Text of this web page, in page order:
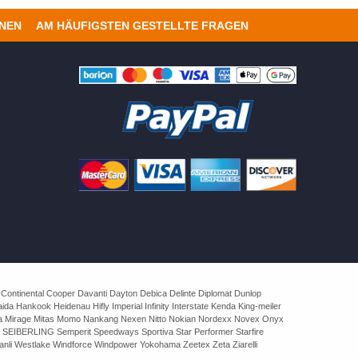
AM HÄUFIGSTEN GESTELLTE FRAGEN
Cooper Davanti Dayton Debica Delinte Diplomat Dunlop
Hankook Heidenau Hifly Imperial Infinity Interstate Kenda King-meiler
Mitas Momo Nankang Nexen Nitto Nokian Nordexx Novex Onyx
Semperit Speedways Sportiva Star Performer Starfire
Westlake Windforce Windpower Yokohama Zeetex Zeta Ziarelli